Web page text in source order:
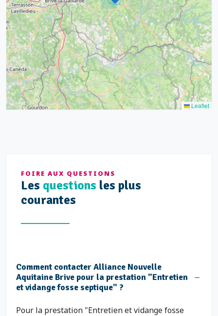
5
13
9
4
5
20
15
10
17
Leaflet
FOIRE AUX QUESTIONS
Les questions les plus
courantes
Comment contacter Alliance Nouvelle
Aquitaine Brive pour la prestation "Entretien
et vidange fosse septique" ?
Pour la prestation "Entretien et vidange fosse